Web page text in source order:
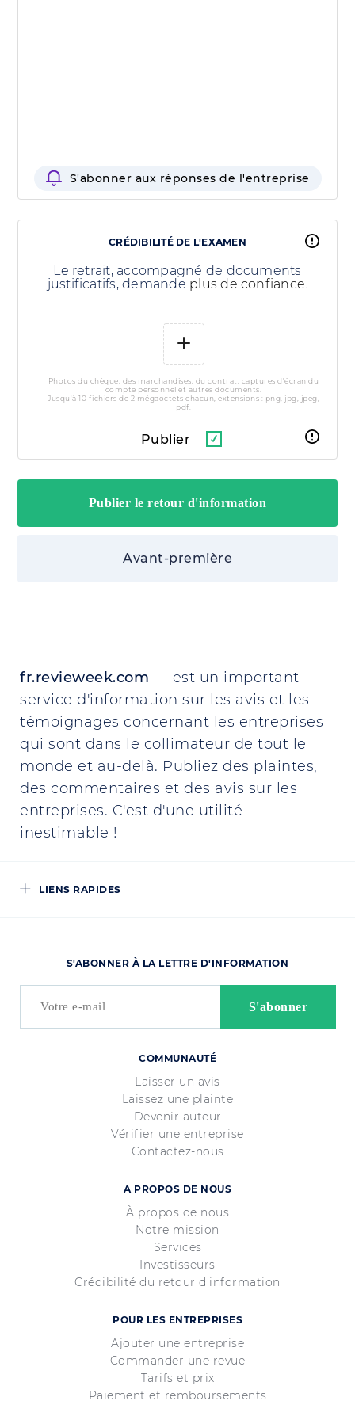
S'abonner aux réponses de l'entreprise
CRÉDIBILITÉ DE L'EXAMEN
Le retrait, accompagné de documents
justificatifs, demande plus de confiance.
Publier
Photos du chèque, des marchandises, du contrat, captures d'écran du
compte personnel et autres documents.
Jusqu'à 10 fichiers de 2 mégaoctets chacun, extensions : png, jpg, jpeg,
pdf.
Avant-première
fr.revieweek.com — est un important
service d'information sur les avis et les
témoignages concernant les entreprises
qui sont dans le collimateur de tout le
monde et au-delà. Publiez des plaintes,
des commentaires et des avis sur les
entreprises. C'est d'une utilité
inestimable !
LIENS RAPIDES
COMMUNAUTÉ
Laisser un avis
Laissez une plainte
Devenir auteur
Vérifier une entreprise
Contactez-nous
A PROPOS DE NOUS
À propos de nous
Notre mission
Services
Investisseurs
Crédibilité du retour d'information
POUR LES ENTREPRISES
Ajouter une entreprise
Commander une revue
Tarifs et prix
Paiement et remboursements
S'ABONNER À LA LETTRE D'INFORMATION